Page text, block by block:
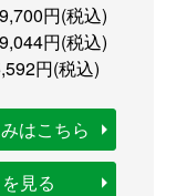
円(税込)
円(税込)
円(税込)
はこちら
見る